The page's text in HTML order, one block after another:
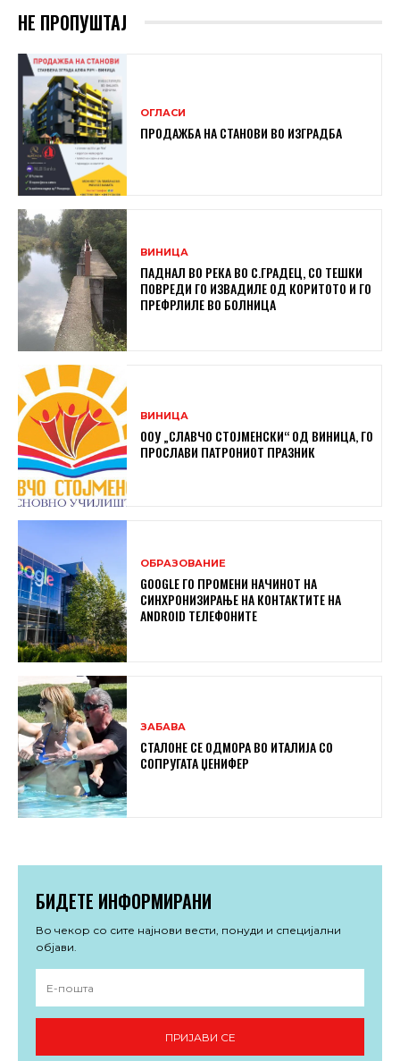
НЕ ПРОПУШТАЈ
ОГЛАСИ
ПРОДАЖБА НА СТАНОВИ ВО ИЗГРАДБА
ВИНИЦА
ПАДНАЛ ВО РЕКА ВО С.ГРАДЕЦ, СО ТЕШКИ
ПОВРЕДИ ГО ИЗВАДИЛЕ ОД КОРИТОТО И ГО
ПРЕФРЛИЛЕ ВО БОЛНИЦА
ВИНИЦА
ООУ „СЛАВЧО СТОЈМЕНСКИ“ ОД ВИНИЦА, ГО
ПРОСЛАВИ ПАТРОНИОТ ПРАЗНИК
ОБРАЗОВАНИЕ
GOOGLE ГО ПРОМЕНИ НАЧИНОТ НА
СИНХРОНИЗИРАЊЕ НА КОНТАКТИТЕ НА
ANDROID ТЕЛЕФОНИТЕ
ЗАБАВА
СТАЛОНЕ СЕ ОДМОРА ВО ИТАЛИЈА СО
СОПРУГАТА ЏЕНИФЕР
БИДЕТЕ ИНФОРМИРАНИ
Во чекор со сите најнови вести, понуди и специјални
објави.
ПРИЈАВИ СЕ